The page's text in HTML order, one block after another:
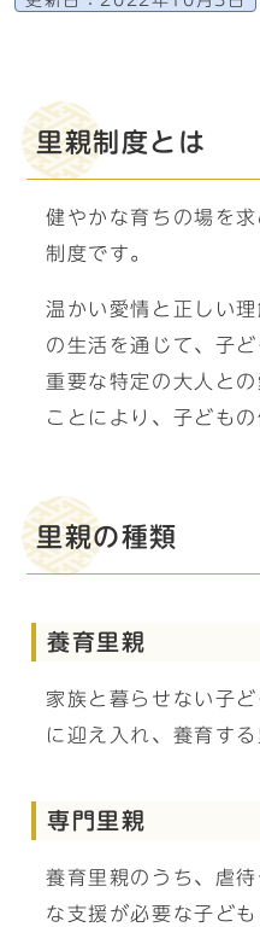
里親制度とは
健やかな育ちの場を
制度です。
温かい愛情と正しい
の生活を通じて、子
重要な特定の大人と
ことにより、子ども
里親の種類
養育里親
家族と暮らせない子
に迎え入れ、養育する
専門里親
養育里親のうち、虐
な支援が必要な子ど